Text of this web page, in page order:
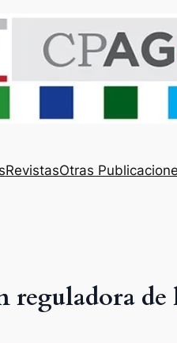
RevistasOtras
de